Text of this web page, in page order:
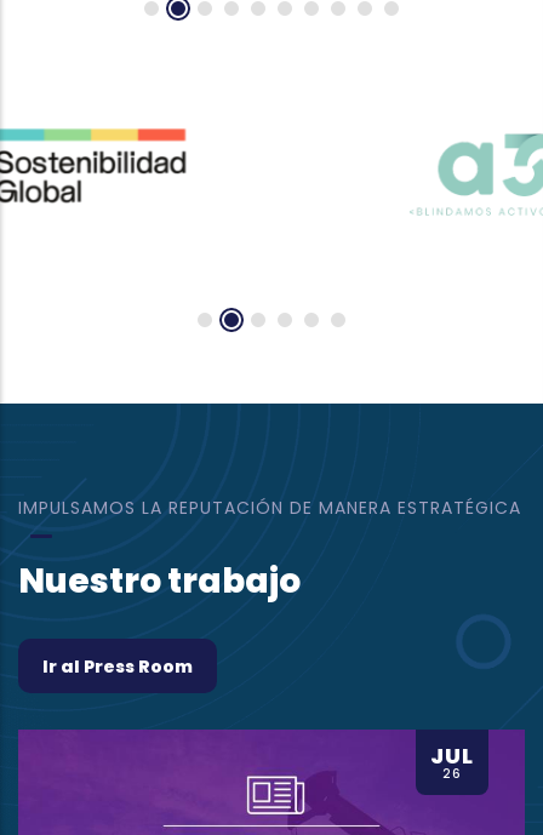
IMPULSAMOS LA REPUTACIÓN DE MANERA ESTRATÉGICA
Nuestro trabajo
Ir al Press Room
Inversión en